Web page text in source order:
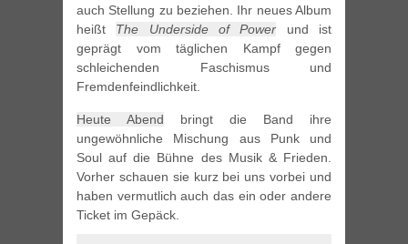
auch Stellung zu beziehen. Ihr neues Album
heißt The Underside of Power und ist
geprägt vom täglichen Kampf gegen
schleichenden Faschismus und
Fremdenfeindlichkeit.
Heute Abend bringt die Band ihre
ungewöhnliche Mischung aus Punk und
Soul auf die Bühne des Musik & Frieden.
Vorher schauen sie kurz bei uns vorbei und
haben vermutlich auch das ein oder andere
Ticket im Gepäck.